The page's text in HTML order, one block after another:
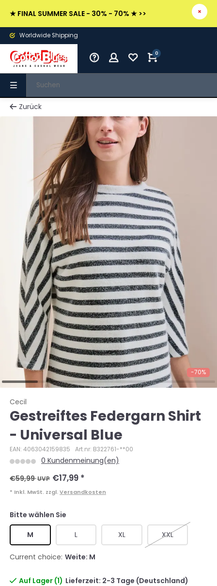
★ FINAL SUMMER SALE - 30% - 70% ★ >>
Worldwide Shipping
0
Zurück
-70%
Cecil
Gestreiftes Federgarn Shirt
- Universal Blue
EAN: 4063042159835 Art.nr: B322761-**00
0 Kundenmeinung(en)
€59,99UVP €17,99 *
* Inkl. MwSt. zzgl. Versandkosten
Bitte wählen Sie
M L XL XXL
Current choice: Weite: M
Auf Lager (1) Lieferzeit: 2-3 Tage (Deutschland)